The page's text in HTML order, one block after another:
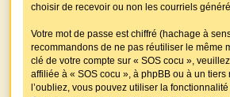
choisir de recevoir ou non les courriels
Votre mot de passe est chiffré (hachage à
recommandons de ne pas réutiliser le même
clé de votre compte sur « SOS cocu »,
affiliée à « SOS cocu », à phpBB ou à un
l’oubliez, vous pouvez utiliser la